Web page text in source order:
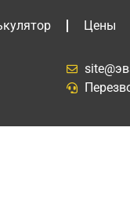
Цены